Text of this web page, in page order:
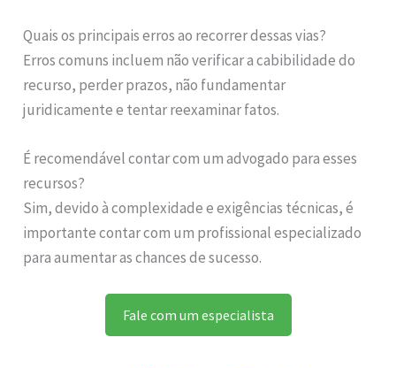
Quais os principais erros ao recorrer dessas vias?
Erros comuns incluem não verificar a cabibilidade do
recurso, perder prazos, não fundamentar
juridicamente e tentar reexaminar fatos.
É recomendável contar com um advogado para esses
recursos?
Sim, devido à complexidade e exigências técnicas, é
importante contar com um profissional especializado
para aumentar as chances de sucesso.
Fale com um especialista